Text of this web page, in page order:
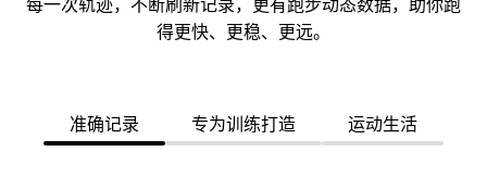
每一次轨迹，不断刷新记录，更有跑步动态数据，助你跑
得更快、更稳、更远。
准确记录 专为训练打造 运动生活